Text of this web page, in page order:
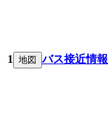
1 地図 バス接近情報